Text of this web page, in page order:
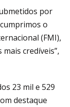
por
o
(FMI),
credíveis”,
23 mil e 529
destaque